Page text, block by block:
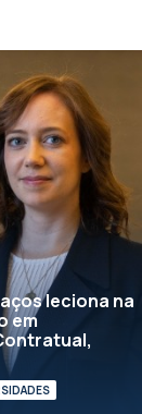
leciona na
em